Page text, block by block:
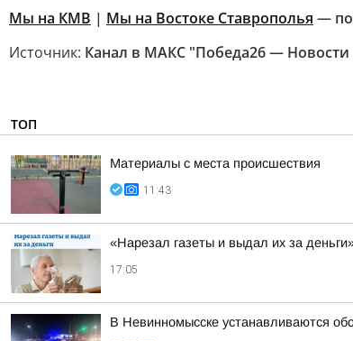
Мы на КМВ | Мы на Востоке Ставрополья —
Источник: Канал в МАКС "Победа26 — Новости
ТОП
Материалы с места происшествия
11:43
«Нарезал газеты и выдал их за
17:05
В Невинномысске устанавливаются